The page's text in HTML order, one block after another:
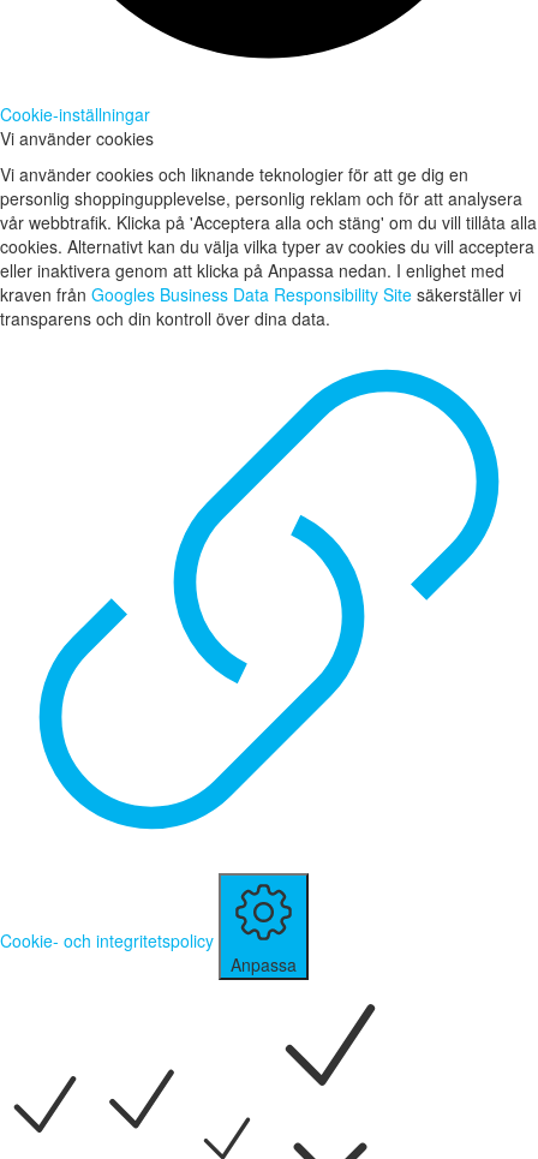
Cookie-inställningar
Vi använder cookies
Vi använder cookies och liknande teknologier för att ge dig en
personlig shoppingupplevelse, personlig reklam och för att analysera
vår webbtrafik. Klicka på 'Acceptera alla och stäng' om du vill tillåta alla
cookies. Alternativt kan du välja vilka typer av cookies du vill acceptera
eller inaktivera genom att klicka på Anpassa nedan. I enlighet med
kraven från Googles Business Data Responsibility Site säkerställer vi
transparens och din kontroll över dina data.
Cookie- och integritetspolicy
Anpassa